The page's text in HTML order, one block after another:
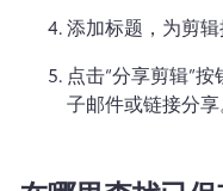
添加标题，为剪辑
点击“分享剪辑”
子邮件或链接分享